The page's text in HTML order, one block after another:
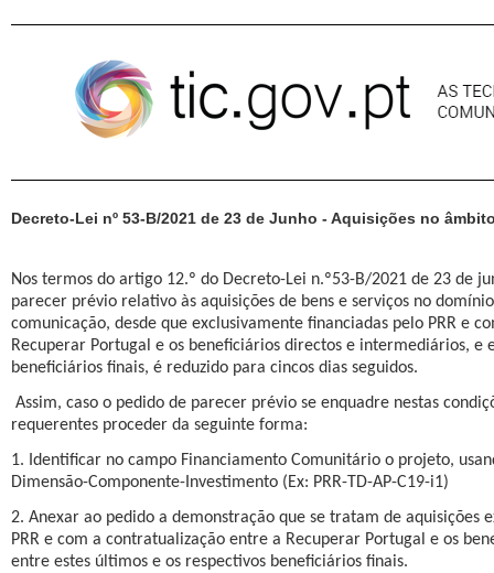
Decreto-Lei nº 53-B/2021 de 23 de Junho - Aquisições no
Nos termos do artigo 12.º do Decreto-Lei n.º53-B/2021 de 23 de
parecer prévio relativo às aquisições de bens e serviços no
comunicação, desde que exclusivamente financiadas pelo PRR e
Recuperar Portugal e os beneficiários directos e intermediários, e
beneficiários finais, é reduzido para cincos dias seguidos.
Assim, caso o pedido de parecer prévio se enquadre nestas
requerentes proceder da seguinte forma:
1. Identificar no campo Financiamento Comunitário o projeto,
Dimensão-Componente-Investimento (Ex: PRR-TD-AP-C19-i1)
2. Anexar ao pedido a demonstração que se tratam de aquisições
PRR e com a contratualização entre a Recuperar Portugal e os
entre estes últimos e os respectivos beneficiários finais.